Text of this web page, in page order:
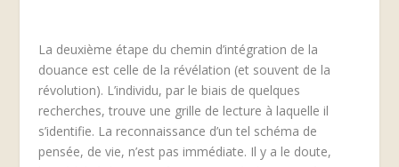
La deuxième étape du chemin d’intégration de la
douance est celle de la révélation (et souvent de la
révolution). L’individu, par le biais de quelques
recherches, trouve une grille de lecture à laquelle il
s’identifie. La reconnaissance d’un tel schéma de
pensée, de vie, n’est pas immédiate. Il y a le doute,